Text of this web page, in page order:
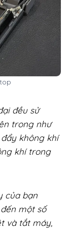
đều sử
trong như
đẩy không khí
khí trong
của bạn
một số
và tắt máy,